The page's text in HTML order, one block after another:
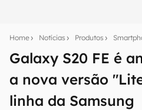
Home Notícias Produtos
Galaxy S20 FE é
a nova versão
linha da Samsung
notícias e reviews sobre
mão.
E-mail